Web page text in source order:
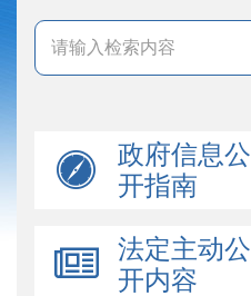
政府信息公
开指南
法定主动公
开内容